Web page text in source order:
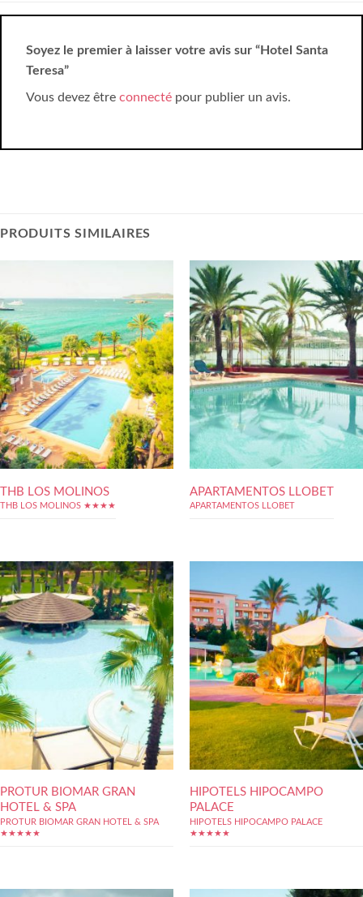
Soyez le premier à laisser votre avis sur “Hotel Santa
Teresa”
Vous devez être connecté pour publier un avis.
PRODUITS SIMILAIRES
THB LOS MOLINOS
THB LOS MOLINOS ★★★★
APARTAMENTOS LLOBET
APARTAMENTOS LLOBET
PROTUR BIOMAR GRAN
HOTEL & SPA
PROTUR BIOMAR GRAN HOTEL & SPA
★★★★★
HIPOTELS HIPOCAMPO
PALACE
HIPOTELS HIPOCAMPO PALACE
★★★★★